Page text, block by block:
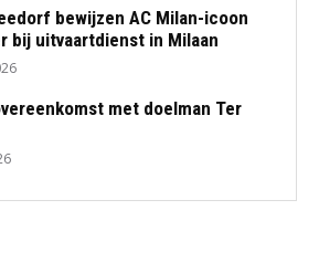
bewijzen AC Milan-icoon
bij uitvaartdienst in Milaan
met doelman Ter